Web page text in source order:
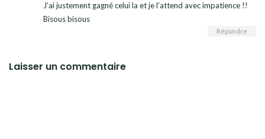
J’ai justement gagné celui la et je l’attend avec impatience !!
Bisous bisous
Répondre
Laisser un commentaire